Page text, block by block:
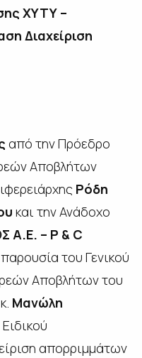
ΧΥΤΥ –
Διαχείριση
από την Πρόεδρο
Αποβλήτων
Ρόδη
και την Ανάδοχο
Α.Ε. – P & C
του Γενικού
Αποβλήτων του
Μανώλη
απορριμμάτων